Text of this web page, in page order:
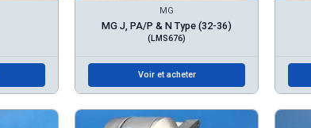
MG
MG J, PA/P & N Type (32-36)
(LMS676)
Voir et acheter